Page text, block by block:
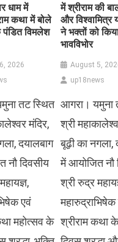
धाम में
कथा में बोले
विमलेश
2026
तट स्थित
मंदिर,
दयालबाग
नौ दिवसीय
एवं
महोत्सव के
में श्रीराम की
और विश्वामित्र
ने भक्तों को
भावविभोर
August 5,
up18news
आगरा। यमुना
श्री
बूढ़ी का नगला,
में आयोजित नौ
श्री रुद्र
श्रीराम कथा